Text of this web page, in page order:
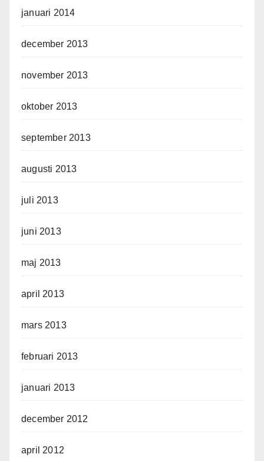
januari 2014
december 2013
november 2013
oktober 2013
september 2013
augusti 2013
juli 2013
juni 2013
maj 2013
april 2013
mars 2013
februari 2013
januari 2013
december 2012
april 2012